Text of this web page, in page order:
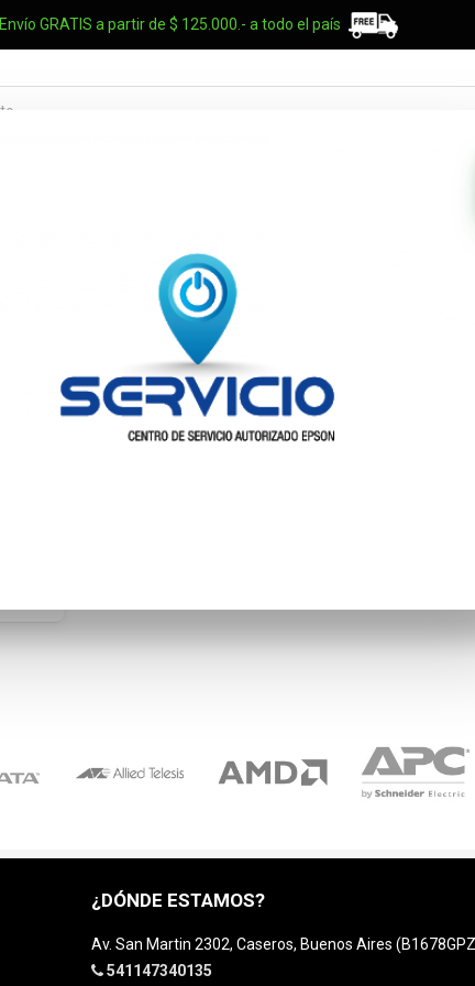
Envío GRATIS a partir de $ 125.000.- a todo el país
¿DÓNDE ESTAMOS?
Av. San Martin 2302, Caseros, Buenos Aires
541147340135